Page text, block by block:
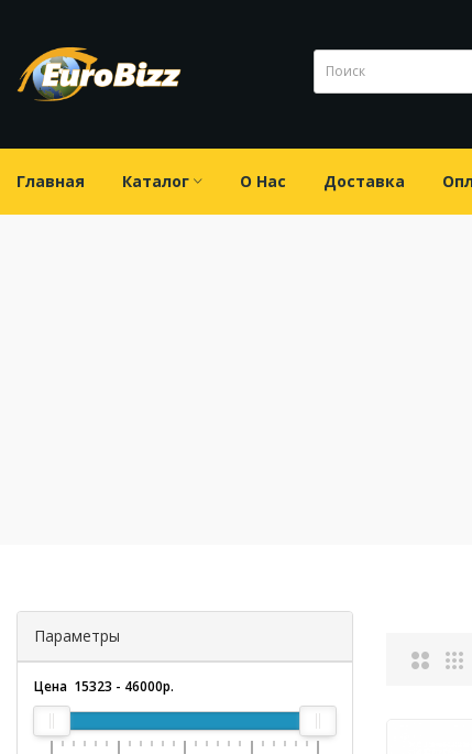
Главная Каталог О Нас Доставка
Параметры
Цена 15323 - 46000р.